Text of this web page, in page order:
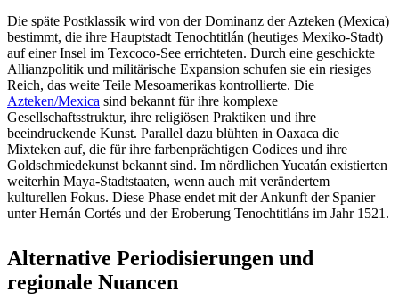
Die späte Postklassik wird von der Dominanz der Azteken (Mexica)
bestimmt, die ihre Hauptstadt Tenochtitlán (heutiges Mexiko-Stadt)
auf einer Insel im Texcoco-See errichteten. Durch eine geschickte
Allianzpolitik und militärische Expansion schufen sie ein riesiges
Reich, das weite Teile Mesoamerikas kontrollierte. Die
Azteken/Mexica sind bekannt für ihre komplexe
Gesellschaftsstruktur, ihre religiösen Praktiken und ihre
beeindruckende Kunst. Parallel dazu blühten in Oaxaca die
Mixteken auf, die für ihre farbenprächtigen Codices und ihre
Goldschmiedekunst bekannt sind. Im nördlichen Yucatán existierten
weiterhin Maya-Stadtstaaten, wenn auch mit verändertem
kulturellen Fokus. Diese Phase endet mit der Ankunft der Spanier
unter Hernán Cortés und der Eroberung Tenochtitláns im Jahr 1521.
Alternative Periodisierungen und
regionale Nuancen